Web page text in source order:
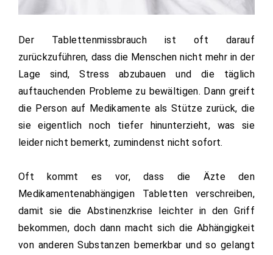
Der Tablettenmissbrauch ist oft darauf
zurückzuführen, dass die Menschen nicht mehr in der
Lage sind, Stress abzubauen und die täglich
auftauchenden Probleme zu bewältigen. Dann greift
die Person auf Medikamente als Stütze zurück, die
sie eigentlich noch tiefer hinunterzieht, was sie
leider nicht bemerkt, zumindenst nicht sofort.
Oft kommt es vor, dass die Äzte den
Medikamentenabhängigen Tabletten verschreiben,
damit sie die Abstinenzkrise leichter in den Griff
bekommen, doch dann macht sich die Abhängigkeit
von anderen Substanzen bemerkbar und so gelangt